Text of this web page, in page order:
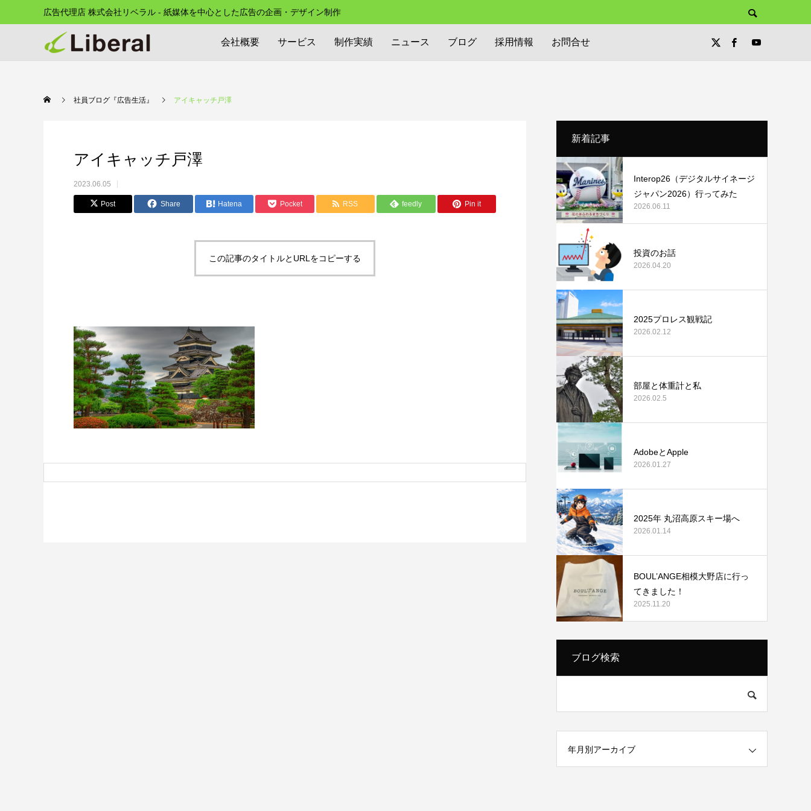
広告代理店 株式会社リベラル - 紙媒体を中心とした広告の企画・デザイン制作
会社概要 サービス 制作実績 ニュース ブログ 採用情報 お問合せ
社員ブログ『広告生活』 アイキャッチ戸澤
アイキャッチ戸澤
2023.06.05
Post Share Hatena Pocket RSS feedly Pin it
この記事のタイトルとURLをコピーする
新着記事
Interop26（デジタルサイネージ
ジャパン2026）行ってみた
2026.06.11
投資のお話
2026.04.20
2025プロレス観戦記
2026.02.12
部屋と体重計と私
2026.02.5
AdobeとApple
2026.01.27
2025年 丸沼高原スキー場へ
2026.01.14
BOUL’ANGE相模大野店に行っ
てきました！
2025.11.20
ブログ検索
年月別アーカイブ